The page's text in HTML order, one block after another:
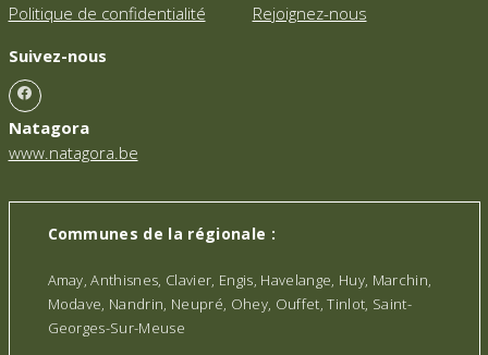
Politique de confidentialité
Rejoignez-nous
Suivez-nous
Natagora
www.natagora.be
Communes de la régionale :
Amay, Anthisnes, Clavier, Engis, Havelange, Huy, Marchin,
Modave, Nandrin, Neupré, Ohey, Ouffet, Tinlot, Saint-
Georges-Sur-Meuse